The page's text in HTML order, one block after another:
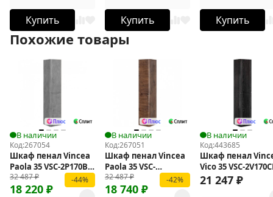
Купить Купить Купить
Похожие товары
В наличии
Код:267054
Шкаф пенал Vincea
Paola 35 VSC-2P170BT-
L подвесной
32 487₽
18 220 ₽
-44%
В наличии
Код:267051
Шкаф пенал Vincea
Paola 35 VSC-
2P170RW-L
подвесной
32 487₽
18 740 ₽
-42%
В наличии
Код:443685
Шкаф пенал
Vico 35 VSC-
подвесной
21 247 ₽